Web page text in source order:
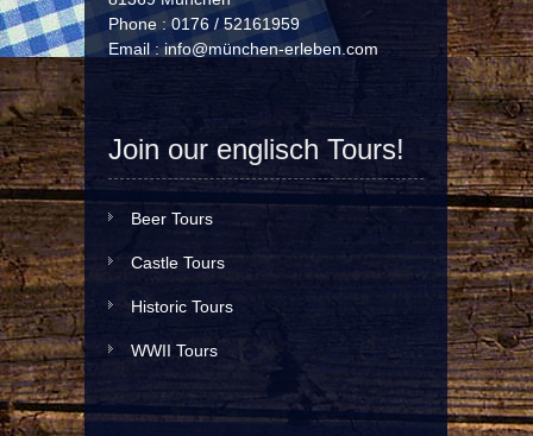
Phone : 0176 / 52161959
Email :info@münchen-erleben.com
Join our englisch Tours!
Beer Tours
Castle Tours
Historic Tours
WWII Tours